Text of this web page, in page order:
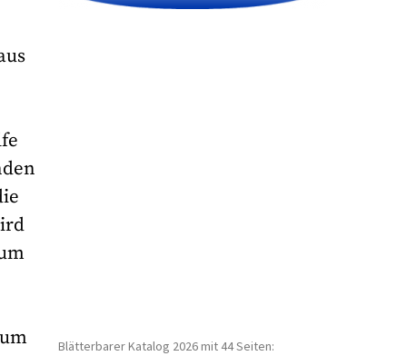
Blätterbarer Katalog 2026 mit 44 Seiten: